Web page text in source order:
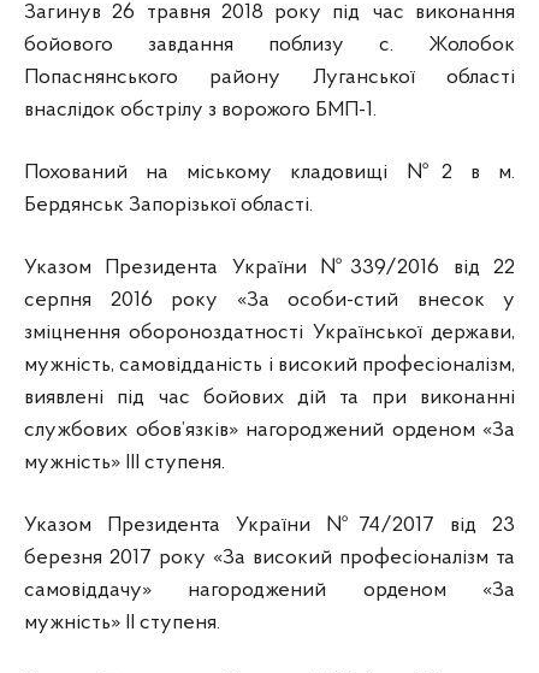
Загинув 26 травня 2018 року під час виконання
бойового завдання поблизу с. Жолобок
Попаснянського району Луганської області
внаслідок обстрілу з ворожого БМП-1.
Похований на міському кладовищі №2 в м.
Бердянськ Запорізької області.
Указом Президента України №339/2016 від 22
серпня 2016 року «За особи-стий внесок у
зміцнення обороноздатності Української держави,
мужність, самовідданість і високий професіоналізм,
виявлені під час бойових дій та при виконанні
службових обов’язків» нагороджений орденом «За
мужність» ІІІ ступеня.
Указом Президента України №74/2017 від 23
березня 2017 року «За високий професіоналізм та
самовіддачу» нагороджений орденом «За
мужність» ІІ ступеня.